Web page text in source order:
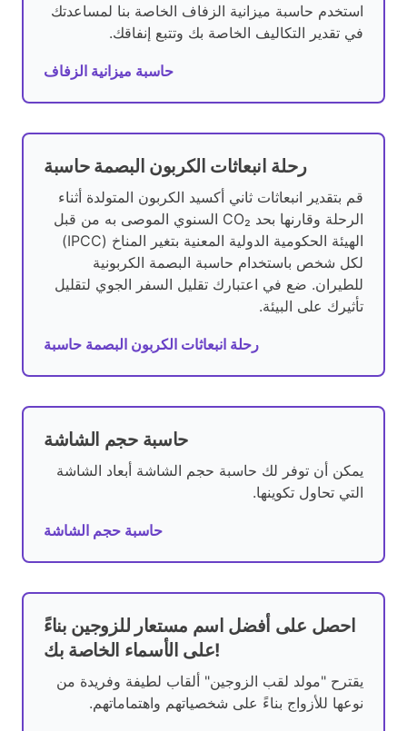
استخدم حاسبة ميزانية الزفاف الخاصة بنا لمساعدتك
في تقدير التكاليف الخاصة بك وتتبع إنفاقك.
حاسبة ميزانية الزفاف
رحلة انبعاثات الكربون البصمة حاسبة
قم بتقدير انبعاثات ثاني أكسيد الكربون المتولدة أثناء
الرحلة وقارنها بحد CO₂ السنوي الموصى به من قبل
الهيئة الحكومية الدولية المعنية بتغير المناخ (IPCC)
لكل شخص باستخدام حاسبة البصمة الكربونية
للطيران. ضع في اعتبارك تقليل السفر الجوي لتقليل
تأثيرك على البيئة.
رحلة انبعاثات الكربون البصمة حاسبة
حاسبة حجم الشاشة
يمكن أن توفر لك حاسبة حجم الشاشة أبعاد الشاشة
التي تحاول تكوينها.
حاسبة حجم الشاشة
احصل على أفضل اسم مستعار للزوجين بناءً
على الأسماء الخاصة بك!
يقترح "مولد لقب الزوجين" ألقاب لطيفة وفريدة من
نوعها للأزواج بناءً على شخصياتهم واهتماماتهم.